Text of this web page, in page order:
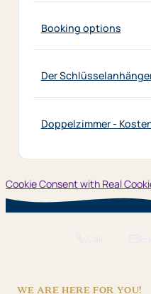
Booking options
Der
Doppelzimmer -
Cookie Consent with Real
WE ARE HERE FOR YOU!